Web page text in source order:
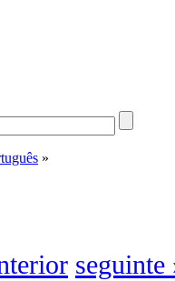
»
seguinte